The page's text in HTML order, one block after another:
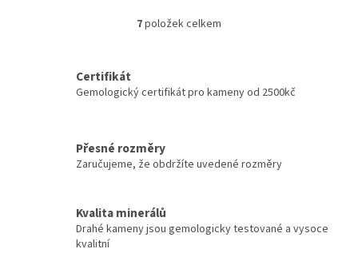
O
d
r
v
7položek celkem
Certifikát
Gemologický certifikát pro kameny od 2500kč
Přesné rozměry
Zaručujeme, že obdržíte uvedené rozměry
Kvalita minerálů
Drahé kameny jsou gemologicky testované a vysoce
kvalitní